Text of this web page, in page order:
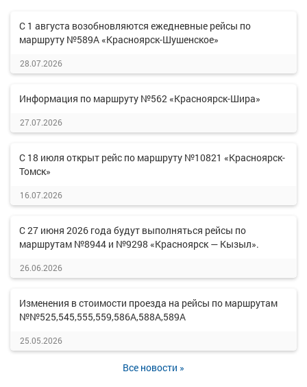
С 1 августа возобновляются ежедневные рейсы по
маршруту №589А «Красноярск-Шушенское»
28.07.2026
Информация по маршруту №562 «Красноярск-Шира»
27.07.2026
С 18 июля открыт рейс по маршруту №10821 «Красноярск-
Томск»
16.07.2026
С 27 июня 2026 года будут выполняться рейсы по
маршрутам №8944 и №9298 «Красноярск — Кызыл».
26.06.2026
Изменения в стоимости проезда на рейсы по маршрутам
№№525,545,555,559,586А,588А,589А
25.05.2026
Все новости »